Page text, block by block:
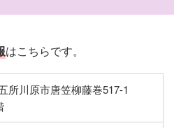
はこちらです。
所川原市唐笠柳藤巻517-1